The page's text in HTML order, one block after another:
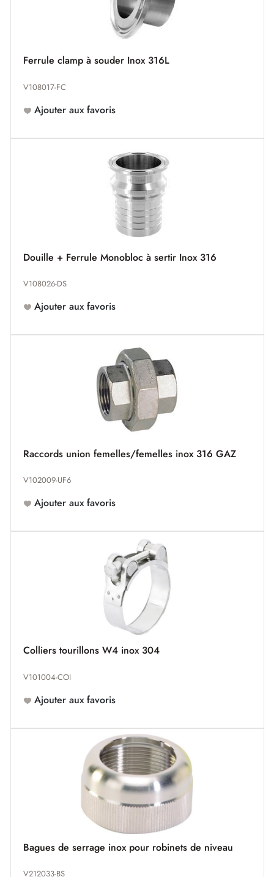
Ferrule clamp à souder Inox 316L
V108017-FC
Ajouter aux favoris
Douille + Ferrule Monobloc à sertir Inox 316
V108026-DS
Ajouter aux favoris
Raccords union femelles/femelles inox 316 GAZ
V102009-UF6
Ajouter aux favoris
Colliers tourillons W4 inox 304
V101004-COI
Ajouter aux favoris
Bagues de serrage inox pour robinets de niveau
V212033-BS